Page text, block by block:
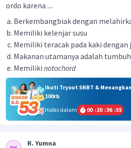
ordo karena ....
Berkembangbiak dengan
Memiliki kelenjar susu
Memiliki teracak pada kaki dengan
Makanan utamanya adalah
Memiliki notochord
Ikuti Tryout SNBT &
100rb
Habis dalam
00 :20 :36 :55
R. Yumna